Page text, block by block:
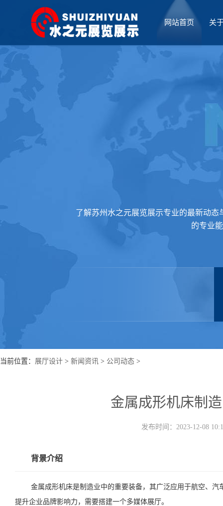
网站首页 关
了解苏州水之元展览展示专业的最新动
的专业
当前位置： 展厅设计 > 新闻资讯 > 公司动态 >
金属成形机床制
发布时间：2023-12-08
背景介绍
金属成形机床是制造业中的重要装备，其广泛应用于航空、
提升企业品牌影响力，需要搭建一个多媒体展厅。